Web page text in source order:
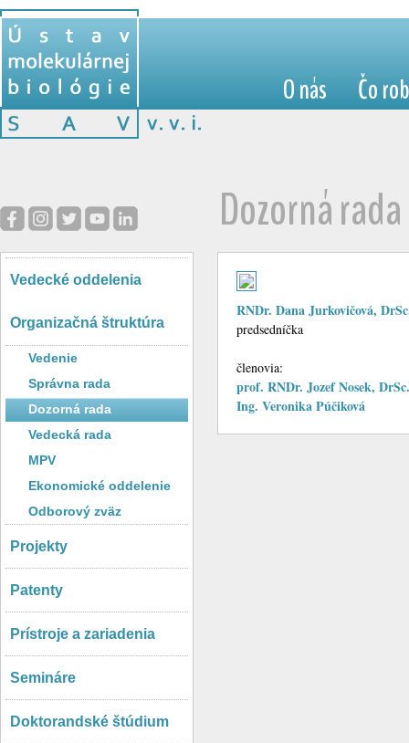
O nás Čo
Dozorná rada
Vedecké oddelenia
Organizačná štruktúra
Vedenie
Správna rada
Dozorná rada
Vedecká rada
MPV
Ekonomické oddelenie
Odborový zväz
Projekty
Patenty
Prístroje a zariadenia
Semináre
Doktorandské štúdium
RNDr. Dana Jurkovičová,
predsedníčka
členovia:
prof. RNDr. Jozef Nosek, DrSc.
Ing. Veronika Púčiková